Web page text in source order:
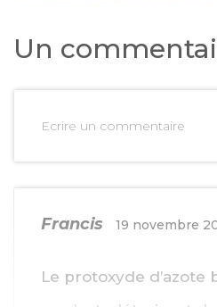
Un
Ecrire un commentaire
Francis 19 novembre
Le protoxyde d’azote